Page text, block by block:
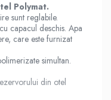
Polymat.
sunt reglabile.
capacul deschis. Apa
care este furnizat
simultan.
din otel